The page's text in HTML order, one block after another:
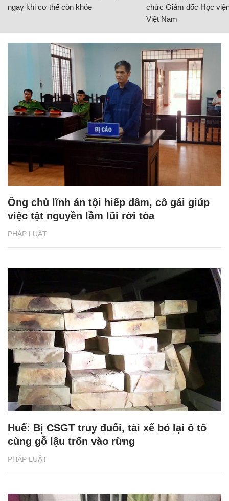
ngay khi cơ thể còn khỏe
chức Giám đốc Học
Việt Nam
PHÁP LUẬT
Ông chủ lĩnh án tội hiếp dâm, cô gái giúp
việc tật nguyền lầm lũi rời tòa
PHÁP LUẬT
Huế: Bị CSGT truy đuổi, tài xế bỏ lại ô tô
cùng gỗ lậu trốn vào rừng